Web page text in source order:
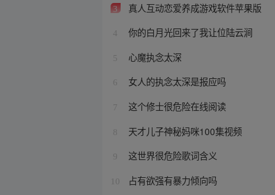
3 真人互动恋爱养成游戏软件苹果版
4 你的白月光回来了我让位陆云涧
5 心魔执念太深
6 女人的执念太深是报应吗
7 这个修士很危险在线阅读
8 天才儿子神秘妈咪100集视频
9 这世界很危险歌词含义
10 占有欲强有暴力倾向吗